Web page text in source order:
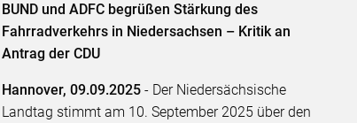
BUND und ADFC begrüßen Stärkung des
Fahrradverkehrs in Niedersachsen – Kritik an
Antrag der CDU
Hannover, 09.09.2025 - Der Niedersächsische
Landtag stimmt am 10. September 2025 über den